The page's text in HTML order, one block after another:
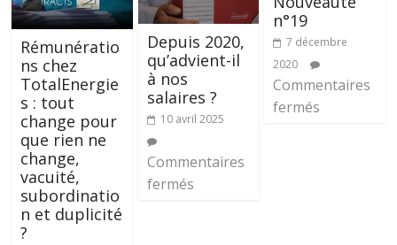
Rémunératio
ns chez
TotalEnergie
s : tout
change pour
que rien ne
change,
vacuité,
subordinatio
n et duplicité
?
Depuis 2020,
qu’advient-il
à nos
salaires ?
10 avril 2025
Commentaires
fermés
n°19
7 décembre
2020
Commentaires
fermés